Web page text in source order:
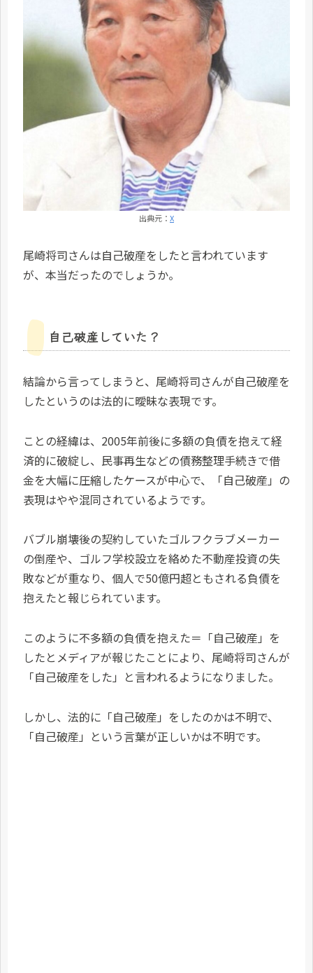
出典元： X
尾崎将司さんは自己破産をしたと言われています
が、本当だったのでしょうか。
自己破産していた？
結論から言ってしまうと、尾崎将司さんが自己破産を
したというのは法的に曖昧な表現です。
ことの経緯は、2005年前後に多額の負債を抱えて経
済的に破綻し、民事再生などの債務整理手続きで借
金を大幅に圧縮したケースが中心で、「自己破産」の
表現はやや混同されているようです。​
バブル崩壊後の契約していたゴルフクラブメーカー
の倒産や、ゴルフ学校設立を絡めた不動産投資の失
敗などが重なり、個人で50億円超ともされる負債を
抱えたと報じられています。​
このように不多額の負債を抱えた＝「自己破産」を
したとメディアが報じたことにより、尾崎将司さんが
「自己破産をした」と言われるようになりました。
しかし、法的に「自己破産」をしたのかは不明で、
「自己破産」という言葉が正しいかは不明です。